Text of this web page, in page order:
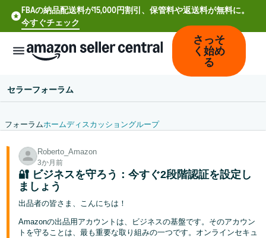
FBAの納品配送料が15,000円割引、保管料や返送料が無料に。
今すぐチェック
文
-
CN
Deutsch
- DE
さっそ
く始め
る
セラーフォーラム
フォーラムホームディスカッショングループ
Roberto_Amazon
3か月前
🔐 ビジネスを守ろう：今すぐ2段階認証を設定し
ましょう
出品者の皆さま、こんにちは！
Amazonの出品用アカウントは、ビジネスの基盤です。そのアカウン
トを守ることは、最も重要な取り組みの一つです。オンラインセキュ